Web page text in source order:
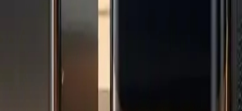
und die besten verfügbaren